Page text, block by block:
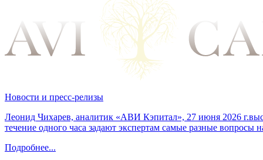
Новости и пресс-релизы
Леонид Чихарев, аналитик «АВИ Кэпитал», 27 июня 2026
течение одного часа задают экспертам самые разные вопросы
Подробнее...